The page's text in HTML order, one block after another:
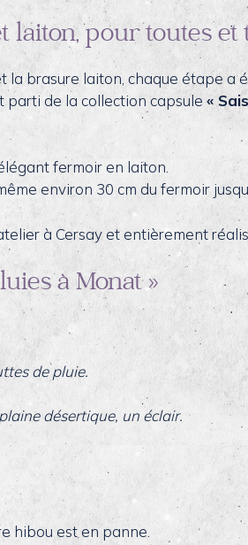
pour toutes et
la brasure laiton, chaque étape
parti de la collection capsule «
fermoir en laiton.
environ 30 cm du fermoir
à Cersay et entièrement
à Monat »
de pluie.
désertique, un éclair.
hibou est en panne.